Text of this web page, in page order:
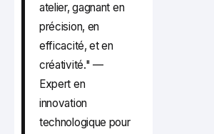
atelier, gagnant en
précision, en
efficacité, et en
créativité." —
Expert en
innovation
technologique pour